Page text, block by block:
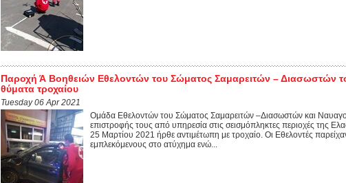
Παροχή Ά Βοηθειών Εθελοντών του Σώματος Σαμαρειτών – Διασωστών
θύματα τροχαίου
Tuesday 06 Apr 2021
Ομάδα Εθελοντών του Σώματος Σαμαρειτών –Διασωστών και
επιστροφής τους από υπηρεσία στις σεισμόπληκτες περιοχές της
25 Μαρτίου 2021 ήρθε αντιμέτωπη με τροχαίο. Οι Εθελοντές
εμπλεκόμενους στο ατύχημα ενώ...